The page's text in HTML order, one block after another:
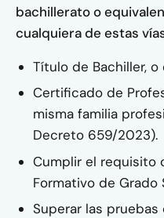
bachillerato o
cualquiera de estas
Título de Bachiller,
Certificado de
misma familia
Decreto 659/2023).
Cumplir el requisito
Formativo de Grado
Superar las